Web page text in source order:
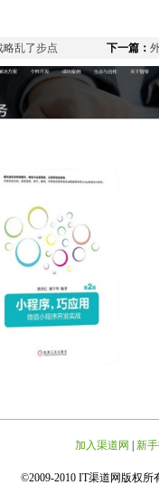
乱了步点 下一篇：
加入渠道网 新
©2009-2010 IT渠道网版权所